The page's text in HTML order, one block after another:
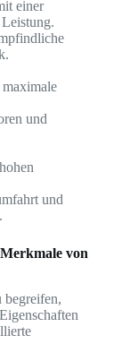
einer
und
und
von